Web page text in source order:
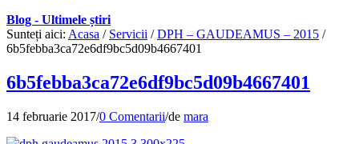
Blog - Ultimele știri
Sunteți aici: Acasa / Servicii / DPH – GAUDEAMUS – 2015 /
6b5febba3ca72e6df9bc5d09b4667401
6b5febba3ca72e6df9bc5d09b4667401
14 februarie 2017/0 Comentarii/de mara